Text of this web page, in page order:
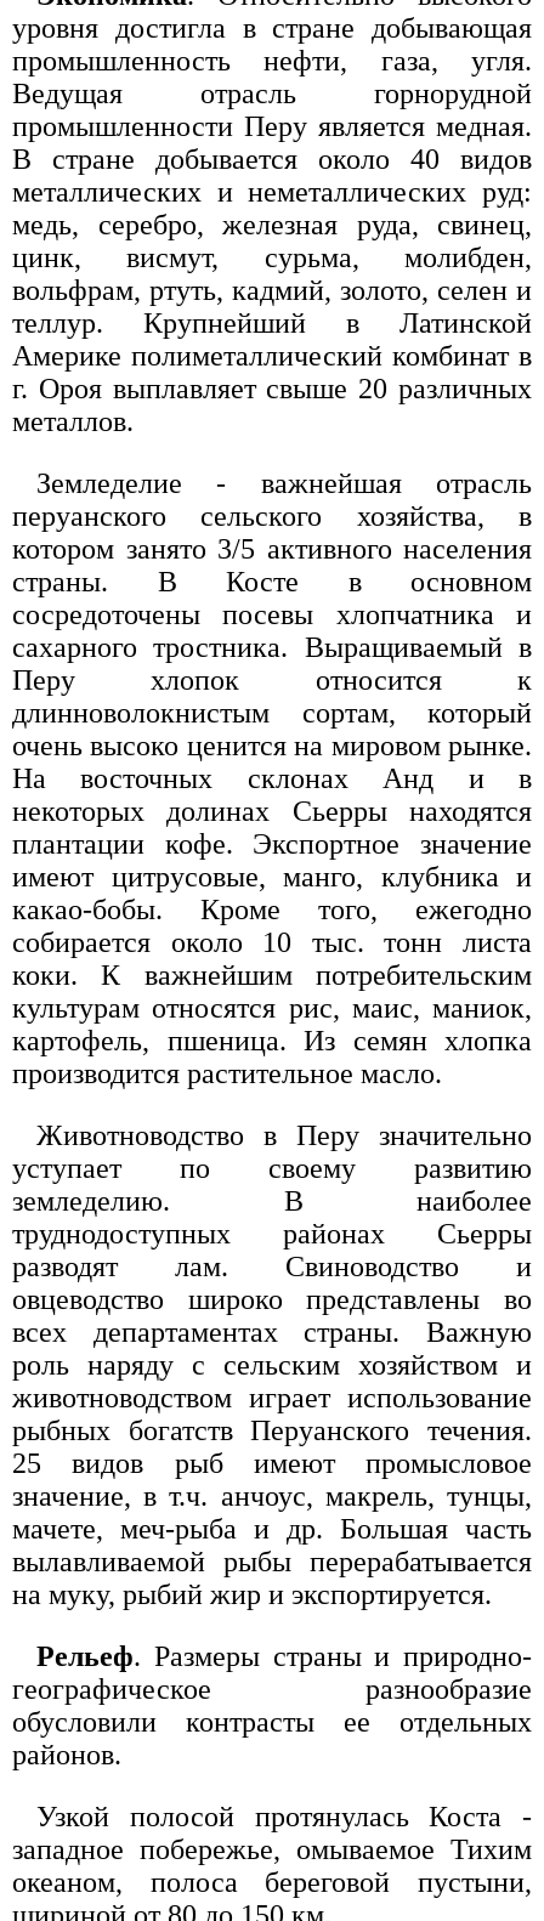
уровня достигла в стране добывающая
промышленность нефти, газа, угля.
Ведущая отрасль горнорудной
промышленности Перу является медная.
В стране добывается около 40 видов
металлических и неметаллических руд:
медь, серебро, железная руда, свинец,
цинк, висмут, сурьма, молибден,
вольфрам, ртуть, кадмий, золото, селен и
теллур. Крупнейший в Латинской
Америке полиметаллический комбинат в
г. Ороя выплавляет свыше 20 различных
металлов.
Земледелие - важнейшая отрасль
перуанского сельского хозяйства, в
котором занято 3/5 активного населения
страны. В Косте в основном
сосредоточены посевы хлопчатника и
сахарного тростника. Выращиваемый в
Перу хлопок относится к
длинноволокнистым сортам, который
очень высоко ценится на мировом рынке.
На восточных склонах Анд и в
некоторых долинах Сьерры находятся
плантации кофе. Экспортное значение
имеют цитрусовые, манго, клубника и
какао-бобы. Кроме того, ежегодно
собирается около 10 тыс. тонн листа
коки. К важнейшим потребительским
культурам относятся рис, маис, маниок,
картофель, пшеница. Из семян хлопка
производится растительное масло.
Животноводство в Перу значительно
уступает по своему развитию
земледелию. В наиболее
труднодоступных районах Сьерры
разводят лам. Свиноводство и
овцеводство широко представлены во
всех департаментах страны. Важную
роль наряду с сельским хозяйством и
животноводством играет использование
рыбных богатств Перуанского течения.
25 видов рыб имеют промысловое
значение, в т.ч. анчоус, макрель, тунцы,
мачете, меч-рыба и др. Большая часть
вылавливаемой рыбы перерабатывается
на муку, рыбий жир и экспортируется.
Рельеф. Размеры страны и природно-
географическое разнообразие
обусловили контрасты ее отдельных
районов.
Узкой полосой протянулась Коста -
западное побережье, омываемое Тихим
океаном, полоса береговой пустыни,